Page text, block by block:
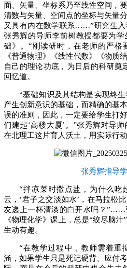
面、矢量、坐标系乃至线性空间，
清数与矢量、空间点的坐标与矢量
又具有内在数学联系……”研究生入
张秀辉的导师李前树教授都要为
础》。“刚读研时，在老师的严格
《普通物理》《线性代数》《物质
自己的理论功底，为日后的科研奠
回忆道。
“基础知识及其结构是实现终
产生创新意识的基础，而精确的基
误的准则，因此，一定要给学生打
们建起‘高楼大厦’。”张秀辉对导
在北理工这片育人沃土，用实际行
张秀辉指导
“拌凉菜时撒点盐，为什么吃
云，‘君子之交淡如水’，在马拉松
友递上一杯清淡的白开水吗？”……
《物理化学》课上，总是“绞尽脑
生动有趣。
“在教学过程中，教师需着重
涵，如果学生只是死记硬背、应付